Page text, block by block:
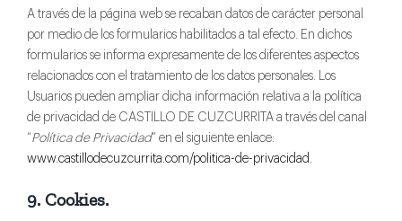
A través de la página web se recaban datos de carácter personal
por medio de los formularios habilitados a tal efecto. En dichos
formularios se informa expresamente de los diferentes aspectos
relacionados con el tratamiento de los datos personales. Los
Usuarios pueden ampliar dicha información relativa a la política
de privacidad de CASTILLO DE CUZCURRITA a través del canal
“Política de Privacidad” en el siguiente enlace:
www.castillodecuzcurrita.com/politica-de-privacidad.
9. Cookies.